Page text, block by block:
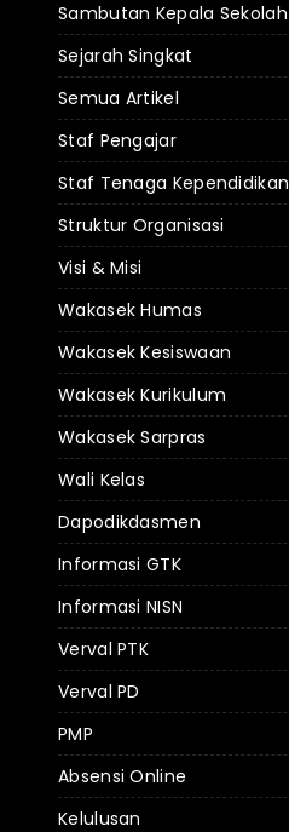
Sambutan Kepala Sekolah
Sejarah Singkat
Semua Artikel
Staf Pengajar
Staf Tenaga Kependidikan
Struktur Organisasi
Visi & Misi
Wakasek Humas
Wakasek Kesiswaan
Wakasek Kurikulum
Wakasek Sarpras
Wali Kelas
Dapodikdasmen
Informasi GTK
Informasi NISN
Verval PTK
Verval PD
PMP
Absensi Online
Kelulusan